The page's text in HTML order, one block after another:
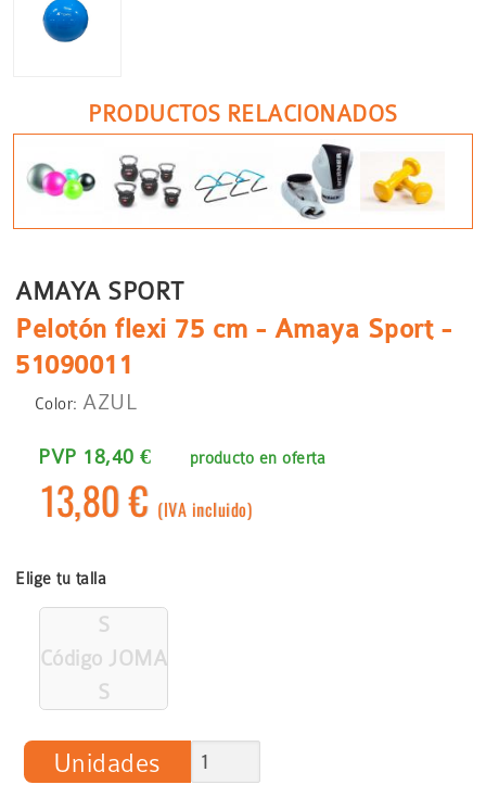
PRODUCTOS RELACIONADOS
AMAYA SPORT
Pelotón flexi 75 cm - Amaya Sport -
51090011
Color: AZUL
PVP 18,40 € producto en oferta
13,80 € (IVA incluido)
Elige tu talla
S
Código JOMA
S
Unidades